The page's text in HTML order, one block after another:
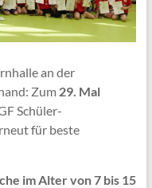
an der
Zum 29. Mal
Schüler-
für beste
im Alter von 7 bis 15